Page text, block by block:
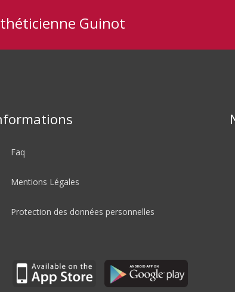
Guinot
Faq
Mentions Légales
Protection des données personnelles